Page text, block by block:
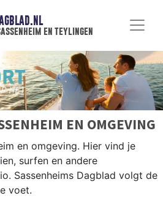
en teylingen
EN OMGEVING
en omgeving. Hier vind je
surfen en andere
Sassenheims Dagblad volgt de
voet.